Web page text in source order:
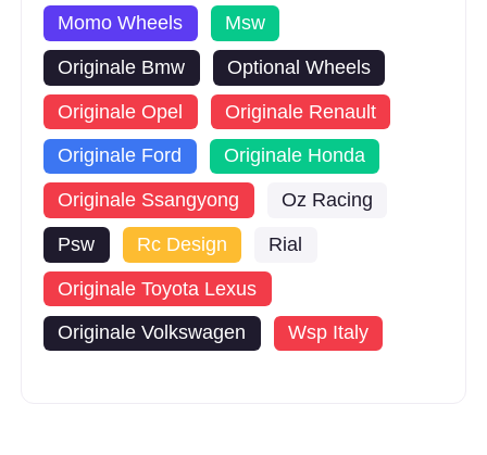
Momo Wheels Msw
Originale Bmw Optional Wheels
Originale Opel Originale Renault
Originale Ford Originale Honda
Originale Ssangyong Oz Racing
Psw Rc Design Rial
Originale Toyota Lexus
Originale Volkswagen Wsp Italy